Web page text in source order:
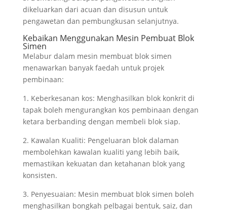
dikeluarkan dari acuan dan disusun untuk
pengawetan dan pembungkusan selanjutnya.
Kebaikan Menggunakan Mesin Pembuat Blok
Simen
Melabur dalam mesin membuat blok simen
menawarkan banyak faedah untuk projek
pembinaan:
1. Keberkesanan kos: Menghasilkan blok konkrit di
tapak boleh mengurangkan kos pembinaan dengan
ketara berbanding dengan membeli blok siap.
2. Kawalan Kualiti: Pengeluaran blok dalaman
membolehkan kawalan kualiti yang lebih baik,
memastikan kekuatan dan ketahanan blok yang
konsisten.
3. Penyesuaian: Mesin membuat blok simen boleh
menghasilkan bongkah pelbagai bentuk, saiz, dan